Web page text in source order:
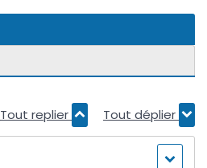
Tout replier Tout déplier